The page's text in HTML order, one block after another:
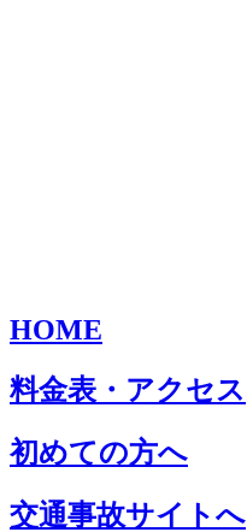
HOME
料金表・アクセス
初めての方へ
交通事故サイトへ